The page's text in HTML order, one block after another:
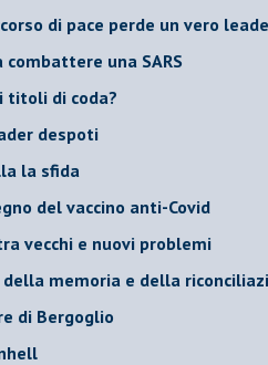
di pace perde un vero
una SARS
titoli di coda?
despoti
la sfida
del vaccino anti-Covid
vecchi e nuovi problemi
memoria e della
di Bergoglio